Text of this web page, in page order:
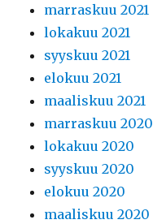
marraskuu 2021
lokakuu 2021
syyskuu 2021
elokuu 2021
maaliskuu 2021
marraskuu 2020
lokakuu 2020
syyskuu 2020
elokuu 2020
maaliskuu 2020